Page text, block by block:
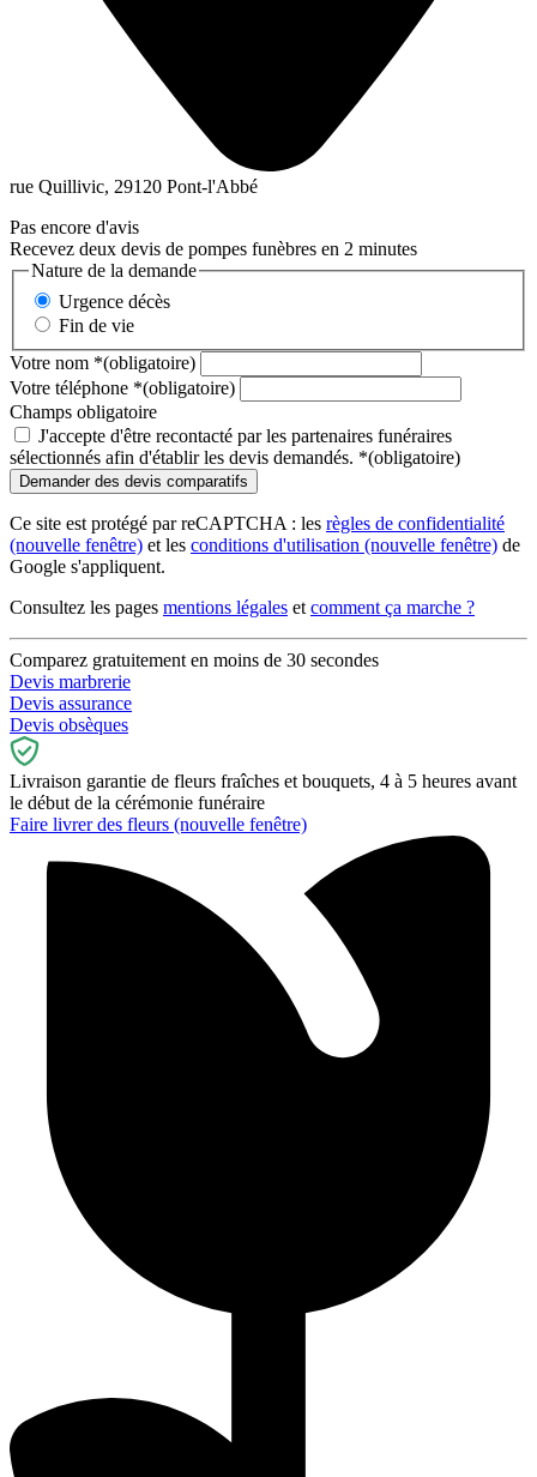
rue Quillivic, 29120 Pont-l'Abbé
Pas encore d'avis
Recevez deux devis de pompes funèbres en 2 minutes
Nature de la demande
Urgence décès
Fin de vie
Votre nom *(obligatoire)
Votre téléphone *(obligatoire)
Champs obligatoire
J'accepte d'être recontacté par les partenaires funéraires
sélectionnés afin d'établir les devis demandés. *(obligatoire)
Ce site est protégé par reCAPTCHA : les règles de confidentialité
(nouvelle fenêtre) et les conditions d'utilisation (nouvelle fenêtre) de
Google s'appliquent.
Consultez les pages mentions légales et comment ça marche ?
Comparez gratuitement en moins de 30 secondes
Devis marbrerie
Devis assurance
Devis obsèques
Livraison garantie de fleurs fraîches et bouquets, 4 à 5 heures avant
le début de la cérémonie funéraire
Faire livrer des fleurs (nouvelle fenêtre)